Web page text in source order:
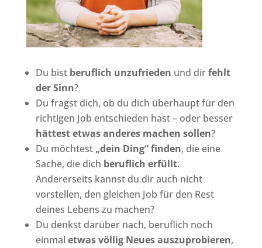
Du bist beruflich unzufrieden und dirfehlt
der Sinn?
Du fragst dich, ob du dich überhaupt für den
richtigen Job entschieden hast – oder besser
hättest etwas anderes machen sollen?
Du möchtest „dein Ding“ finden, die eine
Sache, die dich beruflich erfüllt.
Andererseits kannst du dir auch nicht
vorstellen, den gleichen Job für den Rest
deines Lebens zu machen?
Du denkst darüber nach, beruflich noch
einmal etwas völlig Neues auszuprobieren,